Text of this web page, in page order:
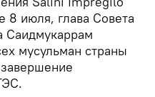
8 июля, глава Совета
Саидмукаррам
мусульман страны